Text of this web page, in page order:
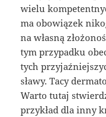
wielu
ma obowiązek
na własną
tym przypadku
tych
sławy. Tacy
Warto tutaj
przykład dla inny